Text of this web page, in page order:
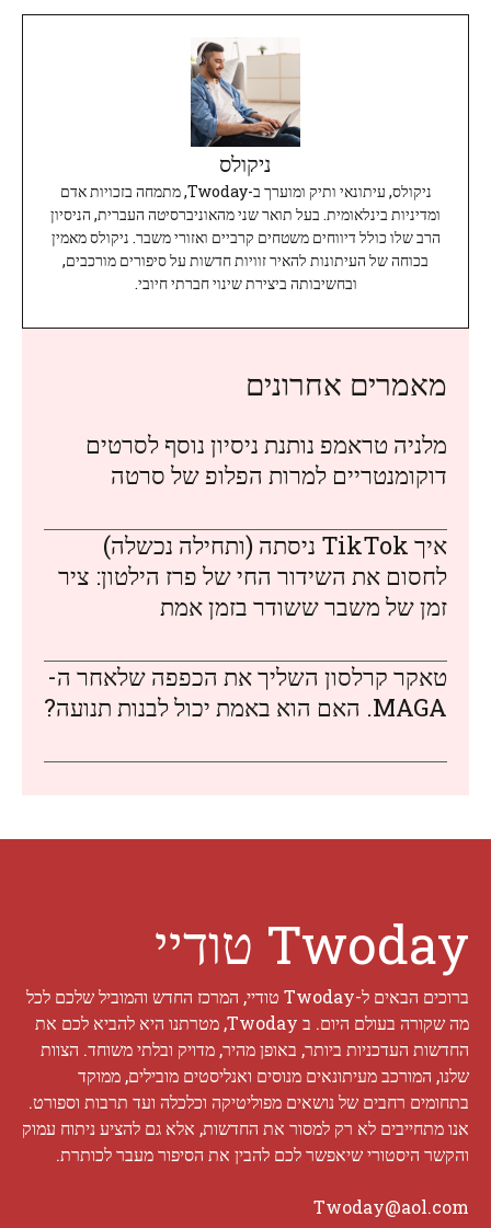
ניקולס
ניקולס, עיתונאי ותיק ומוערך ב-Twoday, מתמחה בזכויות אדם
ומדיניות בינלאומית. בעל תואר שני מהאוניברסיטה העברית, הניסיון
הרב שלו כולל דיווחים משטחים קרביים ואזורי משבר. ניקולס מאמין
בכוחה של העיתונות להאיר זוויות חדשות על סיפורים מורכבים,
ובחשיבותה ביצירת שינוי חברתי חיובי.
מאמרים אחרונים
מלניה טראמפ נותנת ניסיון נוסף לסרטים
דוקומנטריים למרות הפלופ של סרטה
איך TikTok ניסתה (ותחילה נכשלה)
לחסום את השידור החי של פרז הילטון: ציר
זמן של משבר ששודר בזמן אמת
טאקר קרלסון השליך את הכפפה שלאחר ה-
MAGA. האם הוא באמת יכול לבנות תנועה?
Twoday טודיי
ברוכים הבאים ל-Twoday טודיי, המרכז החדש והמוביל שלכם לכל
מה שקורה בעולם היום. ב Twoday, מטרתנו היא להביא לכם את
החדשות העדכניות ביותר, באופן מהיר, מדויק ובלתי משוחד. הצוות
שלנו, המורכב מעיתונאים מנוסים ואנליסטים מובילים, ממוקד
בתחומים רחבים של נושאים מפוליטיקה וכלכלה ועד תרבות וספורט.
אנו מתחייבים לא רק למסור את החדשות, אלא גם להציע ניתוח עמוק
והקשר היסטורי שיאפשר לכם להבין את הסיפור מעבר לכותרת.
Twoday@aol.com